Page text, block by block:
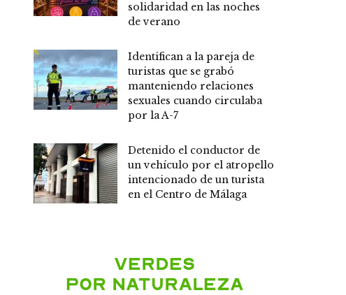
solidaridad en las noches
de verano
Identifican a la pareja de
turistas que se grabó
manteniendo relaciones
sexuales cuando circulaba
por la A-7
Detenido el conductor de
un vehículo por el atropello
intencionado de un turista
en el Centro de Málaga